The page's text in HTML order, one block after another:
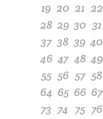
19 20 21 22
28 29 30 31
37 38 39 40
46 47 48 49
55 56 57 58
64 65 66 67
73 74 75 76